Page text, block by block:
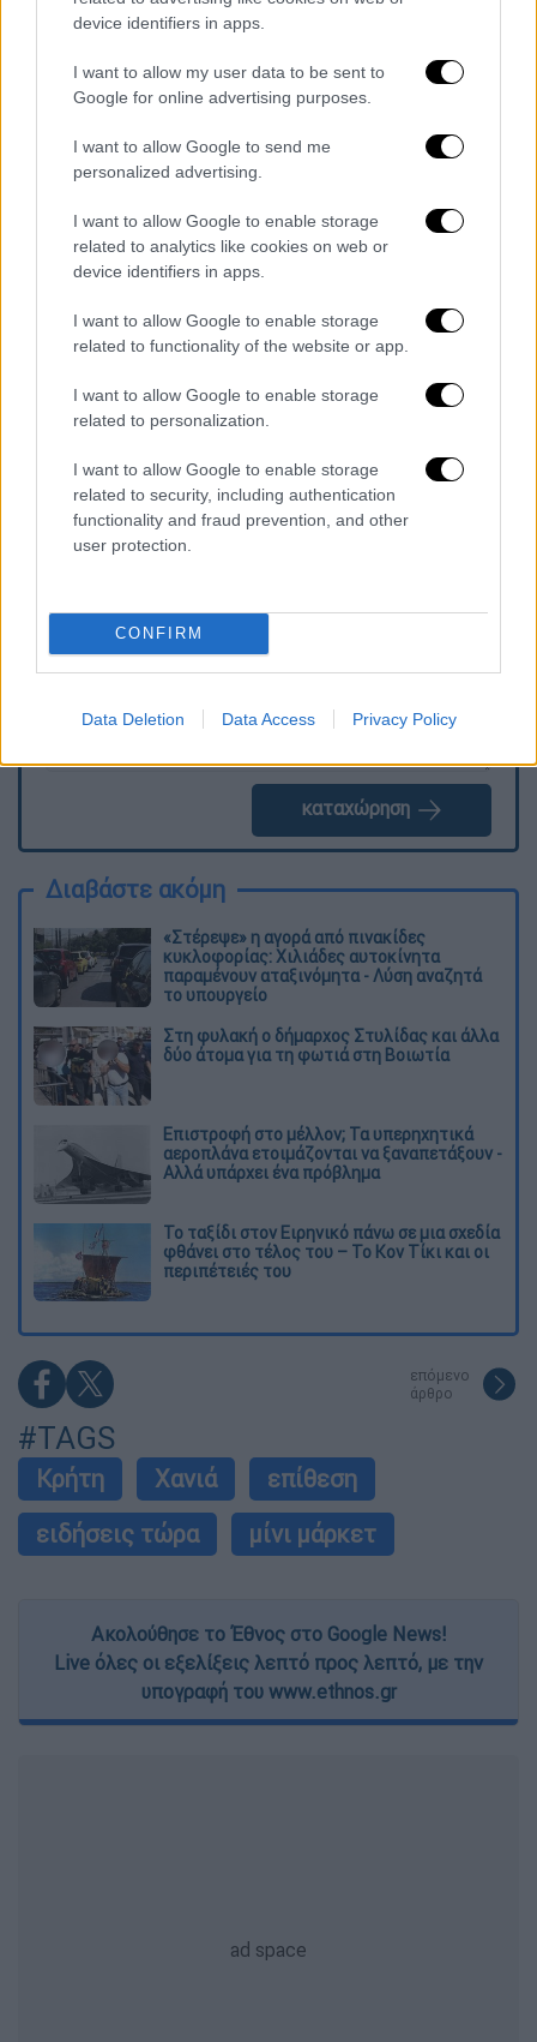
device identifiers in apps.
I want to allow my user data to be sent to
Google for online advertising purposes.
I want to allow Google to send me
personalized advertising.
I want to allow Google to enable storage
related to analytics like cookies on web or
device identifiers in apps.
I want to allow Google to enable storage
related to functionality of the website or app.
I want to allow Google to enable storage
related to personalization.
I want to allow Google to enable storage
related to security, including authentication
functionality and fraud prevention, and other
user protection.
CONFIRM
Data Deletion Data Access Privacy Policy
Οι δύο συλληφθέντες οδηγήθηκαν σήμερα
στις εισαγγελικές αρχές για
απόπειρα
ανθρωποκτονίαςκατάσυρροήκαι
παραβάσεις νομοθεσίας περί όπλων.
Τα σχολιά σας δημοσιεύονται άμεσα με δική σας ευθύνη. Το
ΕΘΝΟΣ θα παρεμβαίνει και τα προσβλητικά σχόλια θα
καταχώρηση
Διαβάστε ακόμη
«Στέρεψε» η αγορά από πινακίδες
κυκλοφορίας: Χιλιάδες αυτοκίνητα
παραμένουν αταξινόμητα - Λύση αναζητά
το υπουργείο
Στη φυλακή ο δήμαρχος Στυλίδας και άλλα
δύο άτομα για τη φωτιά στη Βοιωτία
Επιστροφή στο μέλλον; Τα υπερηχητικά
αεροπλάνα ετοιμάζονται να ξαναπετάξουν -
Αλλά υπάρχει ένα πρόβλημα
Το ταξίδι στον Ειρηνικό πάνω σε μια σχεδία
φθάνει στο τέλος του – Το Κον Τίκι και οι
περιπέτειές του
επόμενο
άρθρο
#TAGS
Κρήτη Χανιά
επίθεση
ειδήσεις τώρα
μίνι μάρκετ
Ακολούθησε το Έθνος στο Google News!
Live όλες οι εξελίξεις λεπτό προς λεπτό, με την
υπογραφή του www.ethnos.gr